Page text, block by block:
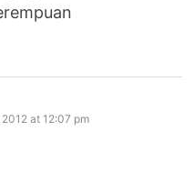
at 12:07 pm